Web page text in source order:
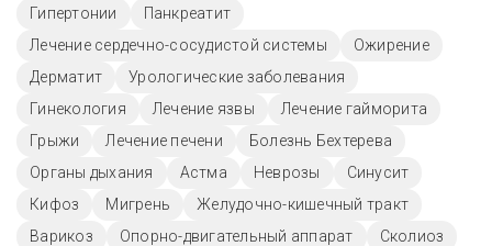
Гипертонии
Панкреатит
Лечение сердечно-сосудистой системы
Ожирение
Дерматит
Урологические заболевания
Гинекология
Лечение язвы
Лечение гайморита
Грыжи
Лечение печени
Болезнь Бехтерева
Органы дыхания
Астма Неврозы
Синусит
Кифоз
Мигрень
Желудочно-кишечный тракт
Варикоз
Опорно-двигательный аппарат
Сколиоз